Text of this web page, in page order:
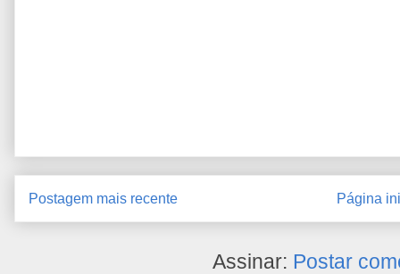
Postagem mais recente Página
Assinar: Postar